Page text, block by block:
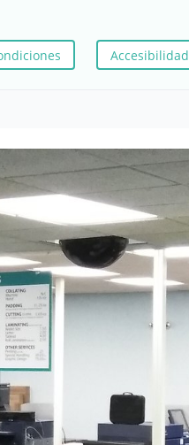
Accesibilidad